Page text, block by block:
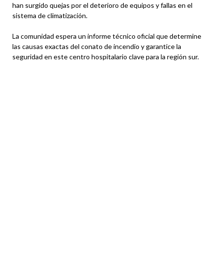
han surgido quejas por el deterioro de equipos y fallas en el
sistema de climatización.
La comunidad espera un informe técnico oficial que determine
las causas exactas del conato de incendio y garantice la
seguridad en este centro hospitalario clave para la región sur.